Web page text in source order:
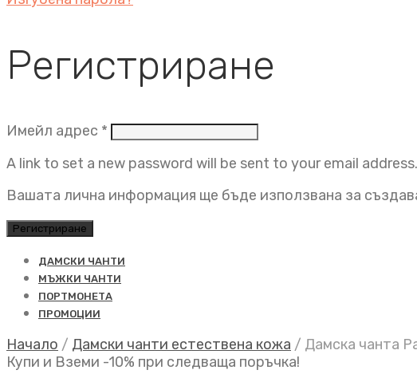
Регистриране
Имейл адрес * Задължително
A link to set a new password will be sent to your email address.
Вашата лична информация ще бъде използвана за
Регистриране
ДАМСКИ ЧАНТИ
МЪЖКИ ЧАНТИ
ПОРТМОНЕТА
ПРОМОЦИИ
Начало / Дамски чанти естествена кожа / Дамска чанта
Купи и Вземи -10% при следваща поръчка!